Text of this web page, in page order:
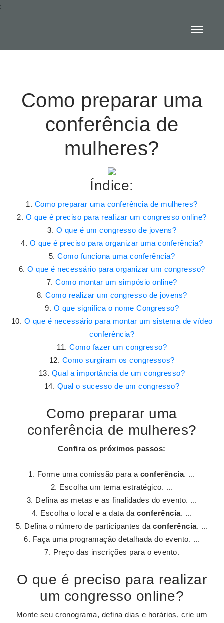
:
Como preparar uma
conferência de
mulheres?
Índice:
Como preparar uma conferência de mulheres?
O que é preciso para realizar um congresso online?
O que é um congresso de jovens?
O que é preciso para organizar uma conferência?
Como funciona uma conferência?
O que é necessário para organizar um congresso?
Como montar um simpósio online?
Como realizar um congresso de jovens?
O que significa o nome Congresso?
O que é necessário para montar um sistema de vídeo
conferência?
Como fazer um congresso?
Como surgiram os congressos?
Qual a importância de um congresso?
Qual o sucesso de um congresso?
Como preparar uma
conferência de mulheres?
Confira os próximos passos:
Forme uma comissão para a conferência. ...
Escolha um tema estratégico. ...
Defina as metas e as finalidades do evento. ...
Escolha o local e a data daconferência. ...
Defina o número de participantes daconferência. ...
Faça uma programação detalhada do evento. ...
Preço das inscrições para o evento.
O que é preciso para realizar
um congresso online?
Monte seu cronograma, defina dias e horários, crie um